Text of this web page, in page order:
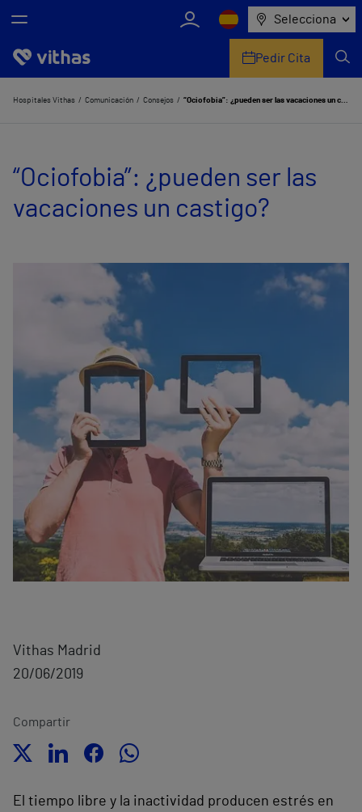
Selecciona
Nosotros
Servicios de salud
Equipo médico y asistencial
Comunicación
Pedir Cita
Hospitales Vithas Comunicación Consejos “Ociofobia”: ¿pueden ser las vacaciones un castigo?
“Ociofobia”: ¿pueden ser las
vacaciones un castigo?
Vithas Madrid
20/06/2019
Compartir
El tiempo libre y la inactividad producen estrés en